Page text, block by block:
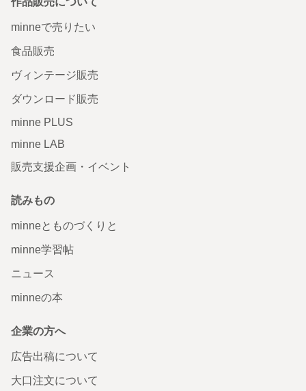
minneで売りたい
食品販売
ヴィンテージ販売
ダウンロード販売
minne PLUS
minne LAB
販売支援企画・イベント
読みもの
minneとものづくりと
minne学習帖
ニュース
minneの本
企業の方へ
広告出稿について
大口注文について